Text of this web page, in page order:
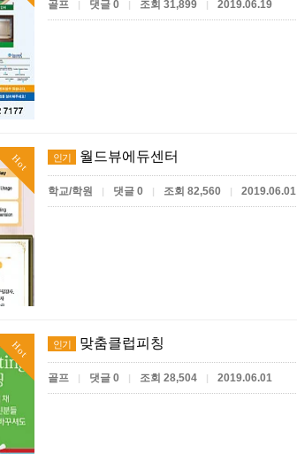
골프 | 댓글 0 | 조회 31,899 | 2019.06.19
Hot 인기 월드뷰에듀센터
학교/학원 | 댓글 0 | 조회 82,560 | 2019.06.01
Hot 인기 맞춤클럽피칭
골프 | 댓글 0 | 조회 28,504 | 2019.06.01